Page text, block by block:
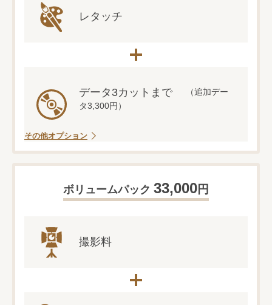
レタッチ
データ3カットまで
（追加デー
タ3,300円）
その他オプション
ボリュームパック 33,000円
撮影料